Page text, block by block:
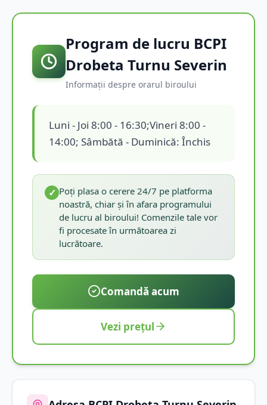
Program de lucru BCPI
Drobeta Turnu Severin
Informații despre orarul biroului
Luni - Joi 8:00 - 16:30;Vineri 8:00 -
14:00; Sâmbătă - Duminică: Închis
✓ Poți plasa o cerere 24/7 pe platforma
noastră, chiar și în afara programului
de lucru al biroului! Comenzile tale vor
fi procesate în următoarea zi
lucrătoare.
Comandă acum
Vezi prețul